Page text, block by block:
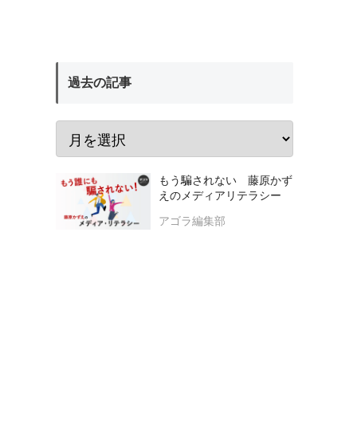
過去の記事
もう騙されない 藤原かず
えのメディアリテラシー
アゴラ編集部